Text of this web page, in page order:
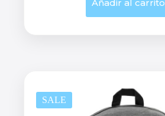
Añadir al carrito
SALE